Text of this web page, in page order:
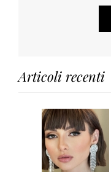
Articoli recenti